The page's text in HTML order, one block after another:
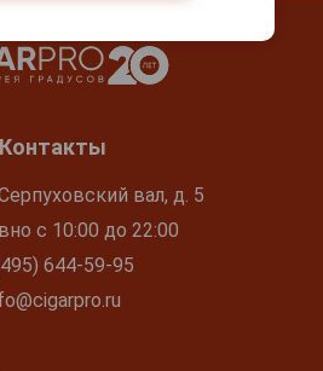
Контакты
вал, д. 5
с 10:00 до 22:00
644-59-95